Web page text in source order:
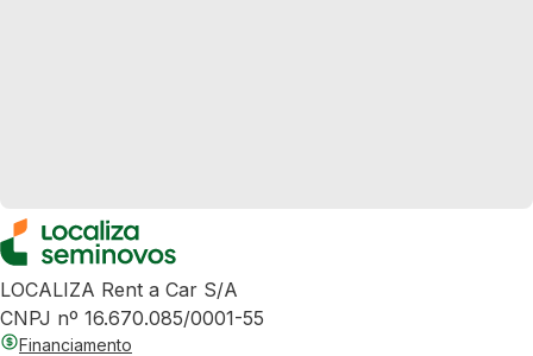
LOCALIZA Rent a Car S/A
CNPJ nº 16.670.085/0001-55
Financiamento